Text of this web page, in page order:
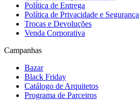
Política de Entrega
Política de Privacidade e Segurança
Trocas e Devoluções
Venda Corporativa
Campanhas
Bazar
Black Friday
Catálogo de Arquitetos
Programa de Parceiros